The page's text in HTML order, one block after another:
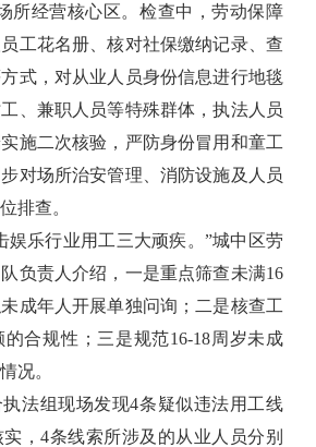
所经营核心区。检查中，劳动保障
工花名册、核对社保缴纳记录、查
式，对从业人员身份信息进行地毯
、兼职人员等特殊群体，执法人员
施二次核验，严防身份冒用和童工
对场所治安管理、消防设施及人员
排查。
娱乐行业用工三大顽疾。”城中区劳
负责人介绍，一是重点筛查未满16
成年人开展单独问询；二是核查工
合规性；三是规范16-18周岁未成
况。
法组现场发现4条疑似违法用工线
，4条线索所涉及的从业人员分别